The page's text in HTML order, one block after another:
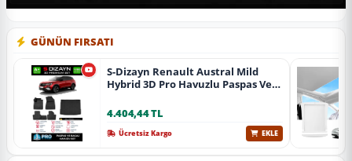
GÜNÜN FIRSATI
S-Dizayn Renault Austral Mild
Hybrid 3D Pro Havuzlu Paspas Ve
Üzeri A+ Kalite
4.404,44 TL
Ücretsiz Kargo EKLE